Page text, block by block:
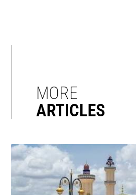
MORE
ARTICLES